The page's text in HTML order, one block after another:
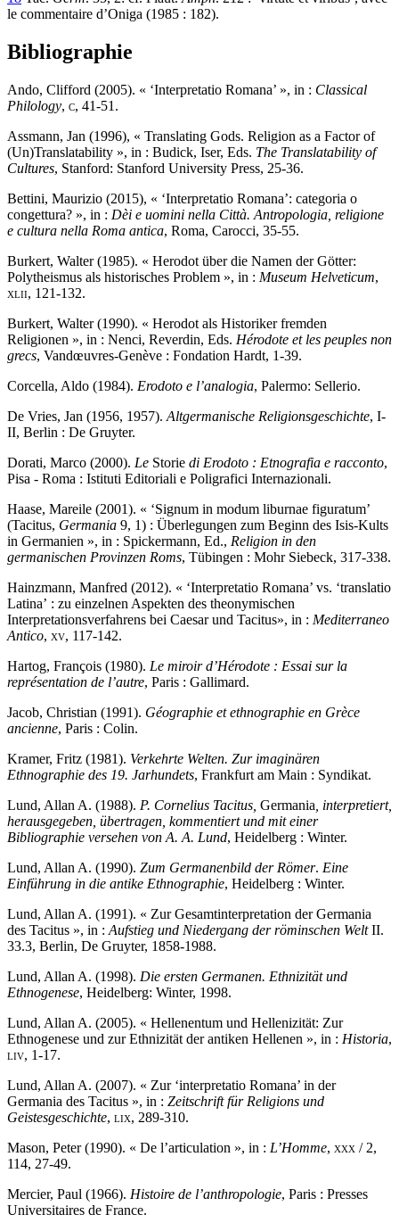
le commentaire d’Oniga (1985 : 182).
Bibliographie
Ando, Clifford (2005). « ‘Interpretatio Romana’ », in : Classical
Philology, c, 41-51.
Assmann, Jan (1996), « Translating Gods. Religion as a Factor of
(Un)Translatability », in : Budick, Iser, Eds. The Translatability of
Cultures, Stanford: Stanford University Press, 25-36.
Bettini, Maurizio (2015), « ‘Interpretatio Romana’: categoria o
congettura? », in : Dèi e uomini nella Città. Antropologia, religione
e cultura nella Roma antica, Roma, Carocci, 35-55.
Burkert, Walter (1985). « Herodot über die Namen der Götter:
Polytheismus als historisches Problem », in : Museum Helveticum,
xlii, 121-132.
Burkert, Walter (1990). « Herodot als Historiker fremden
Religionen », in : Nenci, Reverdin, Eds. Hérodote et les peuples non
grecs, Vandœuvres-Genève : Fondation Hardt, 1-39.
Corcella, Aldo (1984). Erodoto e l’analogia, Palermo: Sellerio.
De Vries, Jan (1956, 1957). Altgermanische Religionsgeschichte, I-
II, Berlin : De Gruyter.
Dorati, Marco (2000). Le Storie di Erodoto : Etnografia e racconto,
Pisa - Roma : Istituti Editoriali e Poligrafici Internazionali.
Haase, Mareile (2001). « ‘Signum in modum liburnae figuratum’
(Tacitus, Germania 9, 1) : Überlegungen zum Beginn des Isis-Kults
in Germanien », in : Spickermann, Ed., Religion in den
germanischen Provinzen Roms, Tübingen : Mohr Siebeck, 317-338.
Hainzmann, Manfred (2012). « ‘Interpretatio Romana’ vs. ‘translatio
Latina’ : zu einzelnen Aspekten des theonymischen
Interpretationsverfahrens bei Caesar und Tacitus», in : Mediterraneo
Antico, xv, 117-142.
Hartog, François (1980). Le miroir d’Hérodote : Essai sur la
représentation de l’autre, Paris : Gallimard.
Jacob, Christian (1991). Géographie et ethnographie en Grèce
ancienne, Paris : Colin.
Kramer, Fritz (1981). Verkehrte Welten. Zur imaginären
Ethnographie des 19. Jarhundets, Frankfurt am Main : Syndikat.
Lund, Allan A. (1988). P. Cornelius Tacitus, Germania , interpretiert,
herausgegeben, übertragen, kommentiert und mit einer
Bibliographie versehen von A. A. Lund, Heidelberg : Winter.
Lund, Allan A. (1990). Zum Germanenbild der Römer. Eine
Einführung in die antike Ethnographie, Heidelberg : Winter.
Lund, Allan A. (1991). « Zur Gesamtinterpretation der Germania
des Tacitus », in : Aufstieg und Niedergang der röminschen WeltII.
33.3, Berlin, De Gruyter, 1858-1988.
Lund, Allan A. (1998). Die ersten Germanen. Ethnizität und
Ethnogenese, Heidelberg: Winter, 1998.
Lund, Allan A. (2005). « Hellenentum und Hellenizität: Zur
Ethnogenese und zur Ethnizität der antiken Hellenen », in : Historia,
liv, 1-17.
Lund, Allan A. (2007). « Zur ‘interpretatio Romana’ in der
Germania des Tacitus », in : Zeitschrift für Religions und
Geistesgeschichte, lix, 289-310.
Mason, Peter (1990). « De l’articulation », in : L’Homme, xxx / 2,
114, 27-49.
Mercier, Paul (1966). Histoire de l’anthropologie, Paris : Presses
Universitaires de France.